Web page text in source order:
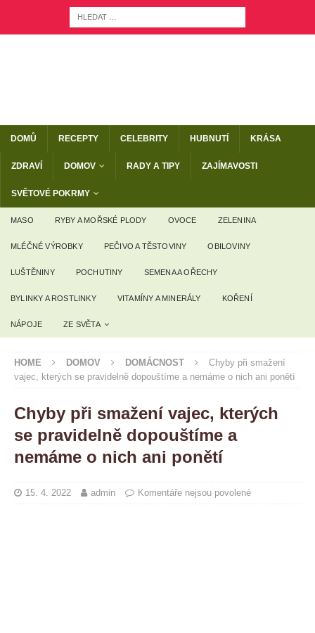
DOMŮ RECEPTY CELEBRITY HUBNUTÍ KRÁSA
ZDRAVÍ DOMOV RADY A TIPY ZAJÍMAVOSTI
SVĚTOVÉ POKRMY
MASO RYBY A MOŘSKÉ PLODY OVOCE ZELENINA
MLÉČNÉ VÝROBKY PEČIVO A TĚSTOVINY OBILOVINY
LUŠTĚNINY POCHUTINY SEMENA A OŘECHY
BYLINKY A ROSTLINKY VITAMÍNY A MINERÁLY KOŘENÍ
NÁPOJE ZE SVĚTA
HOME DOMOV DOMÁCNOST
Chyby při smažení
vajec, kterých se pravidelně dopouštíme a nemáme o nich ani ponětí
Chyby při smažení vajec, kterých
se pravidelně dopouštíme a
nemáme o nich ani ponětí
15. 4. 2022 admin Komentáře nejsou povolené